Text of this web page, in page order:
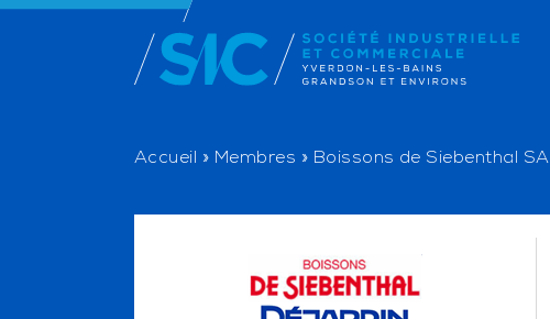
Accueil » Membres » Boissons de Siebenthal SA